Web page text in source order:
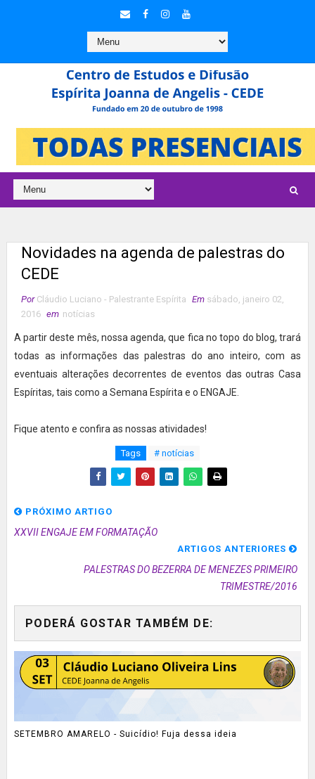
Novidades na agenda de palestras do
CEDE
Por Cláudio Luciano - Palestrante Espírita Em sábado, janeiro 02,
2016 em notícias
A partir deste mês, nossa agenda, que fica no topo do blog, trará
todas as informações das palestras do ano inteiro, com as
eventuais alterações decorrentes de eventos das outras Casa
Espíritas, tais como a Semana Espírita e o ENGAJE.
Fique atento e confira as nossas atividades!
Tags # notícias
PRÓXIMO ARTIGO
XXVII ENGAJE EM FORMATAÇÃO
ARTIGOS ANTERIORES
PALESTRAS DO BEZERRA DE MENEZES PRIMEIRO
TRIMESTRE/2016
PODERÁ GOSTAR TAMBÉM DE:
SETEMBRO AMARELO - Suicídio! Fuja dessa ideia